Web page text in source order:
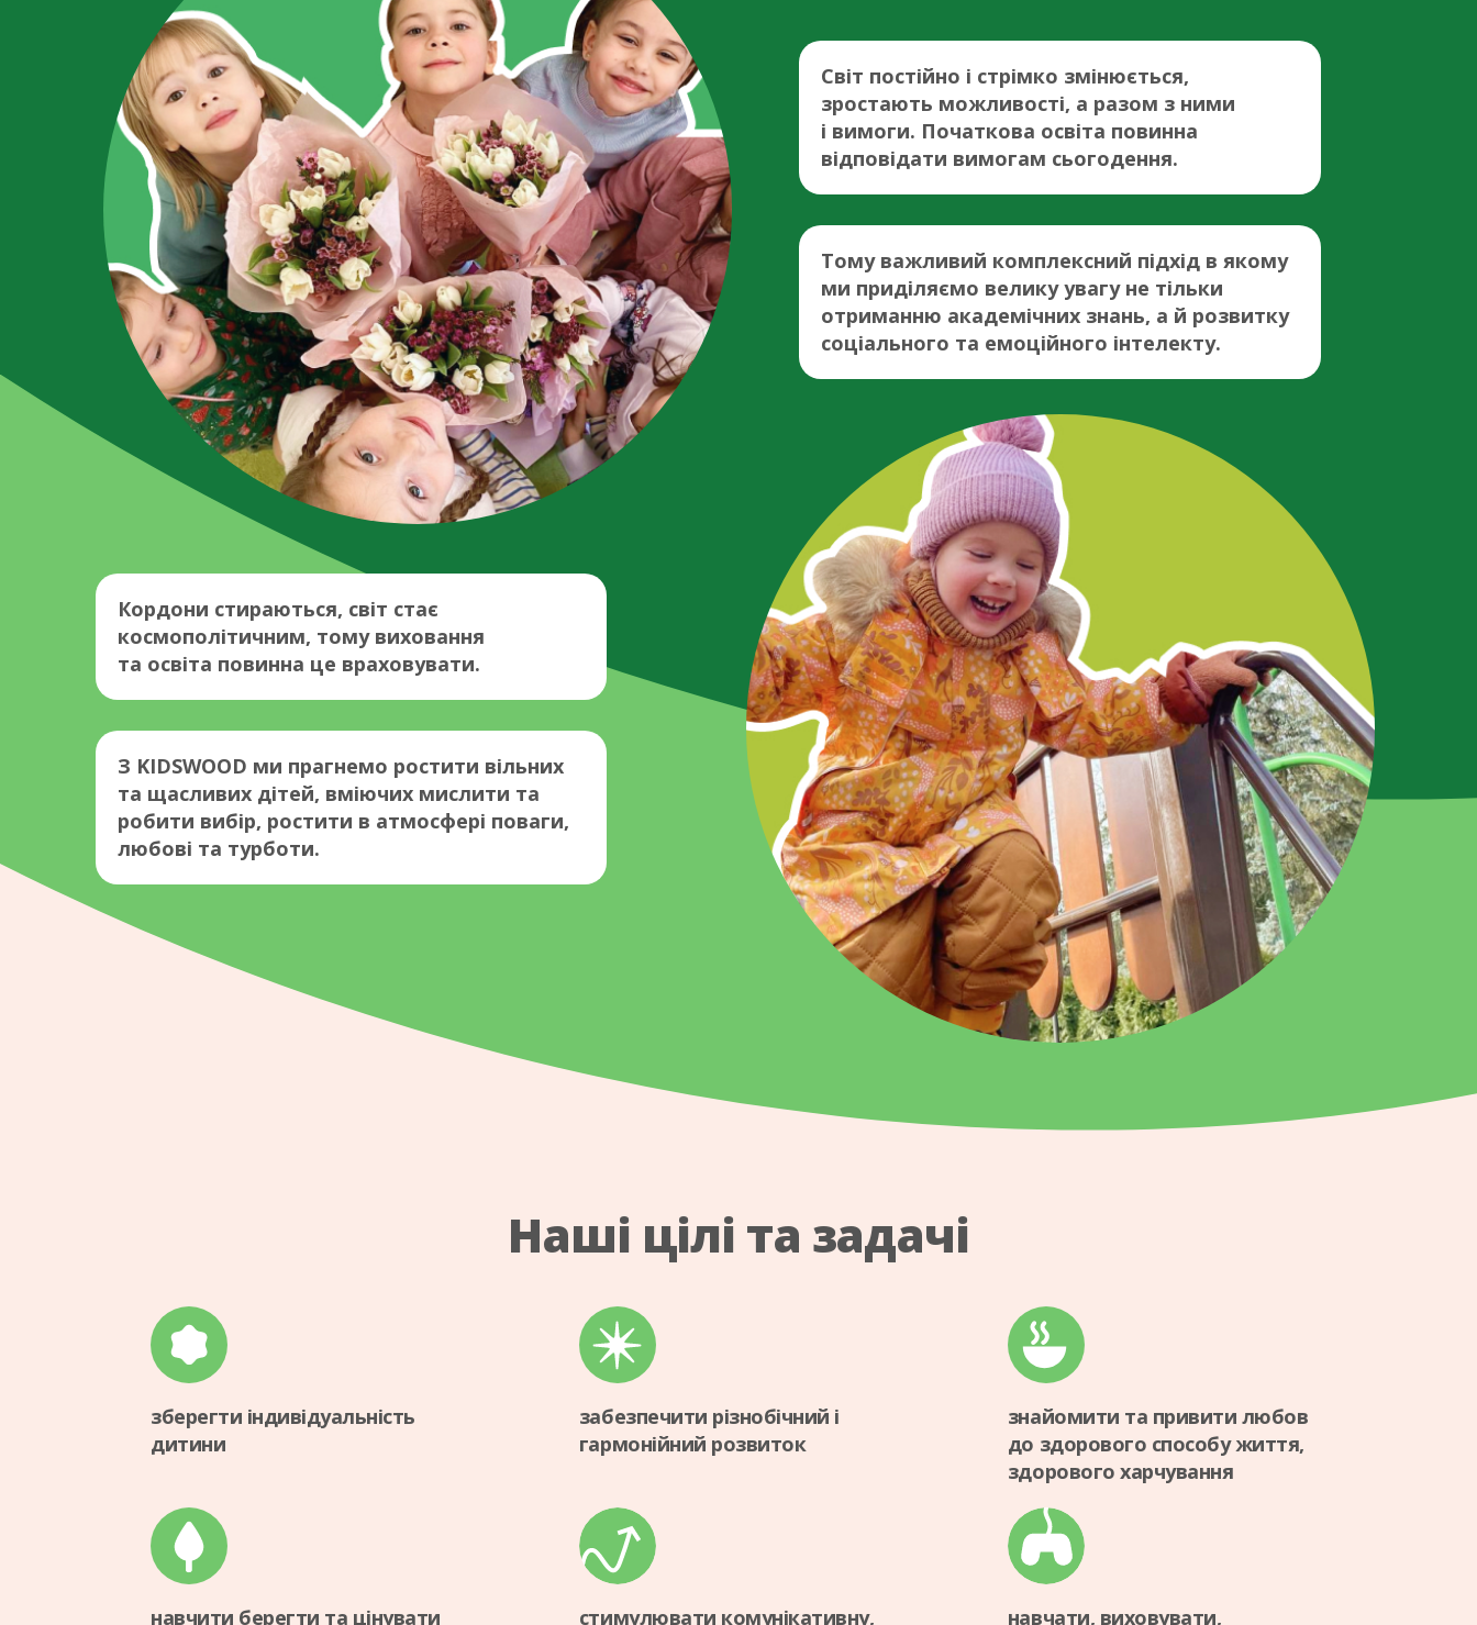
Світ постійно і стрімко змінюється,
зростають можливості, а разом з ними
і вимоги. Початкова освіта повинна
відповідати вимогам сьогодення.
Тому важливий комплексний підхід в якому
ми приділяємо велику увагу не тільки
отриманню академічних знань, а й розвитку
соціального та емоційного інтелекту.
Кордони стираються, світ стає
космополітичним, тому виховання
та освіта повинна це враховувати.
З KIDSWOOD ми прагнемо ростити вільних
та щасливих дітей, вміючих мислити та
робити вибір, ростити в атмосфері поваги,
любові та турботи.
Наші цілі та задачі
зберегти індивідуальність
дитини
забезпечити різнобічний і
гармонійний розвиток
знайомити та привити любов
до здорового способу життя,
здорового харчування
навчити берегти та цінувати стимулювати комунікативну, навчати, виховувати,